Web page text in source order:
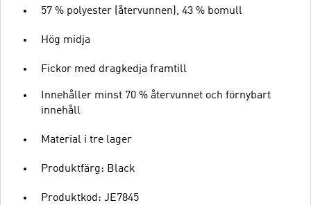
57 % polyester (återvunnen), 43 % bomull
Hög midja
Fickor med dragkedja framtill
Innehåller minst 70 % återvunnet och förnybart
innehåll
Material i tre lager
Produktfärg: Black
Produktkod: JE7845